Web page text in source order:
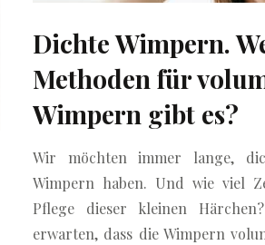
Dichte Wimpern.
Methoden für
Wimpern gibt es?
Wir möchten immer lange,
Wimpern haben. Und wie viel
Pflege dieser kleinen
erwarten, dass die Wimpern